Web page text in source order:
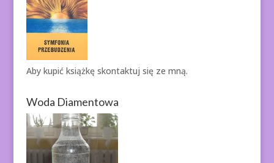
Aby kupić książkę skontaktuj się ze mną.
Woda Diamentowa